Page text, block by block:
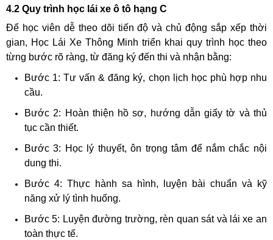
4.2 Quy trình học lái xe ô tô hạng C
Để học viên dễ theo dõi tiến độ và chủ động sắp xếp thời
gian, Học Lái Xe Thông Minh triển khai quy trình học theo
từng bước rõ ràng, từ đăng ký đến thi và nhận bằng:
Bước 1: Tư vấn & đăng ký, chọn lịch học phù hợp nhu
cầu.
Bước 2: Hoàn thiện hồ sơ, hướng dẫn giấy tờ và thủ
tục cần thiết.
Bước 3: Học lý thuyết, ôn trọng tâm để nắm chắc nội
dung thi.
Bước 4: Thực hành sa hình, luyện bài chuẩn và kỹ
năng xử lý tình huống.
Bước 5: Luyện đường trường, rèn quan sát và lái xe an
toàn thực tế.